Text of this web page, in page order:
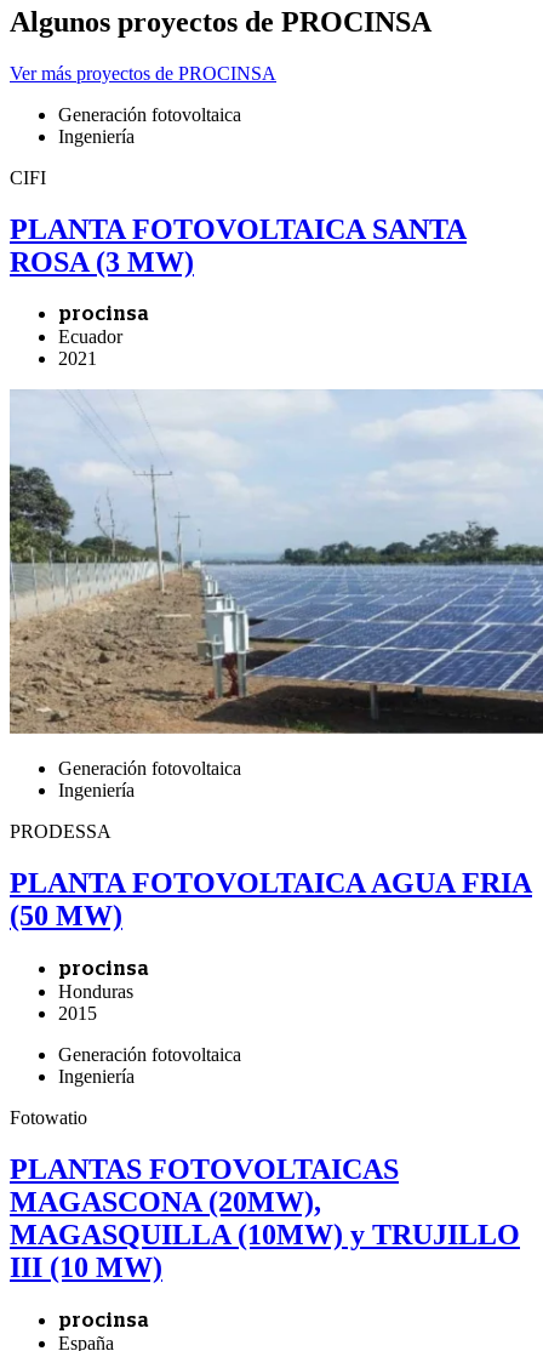
Algunos proyectos de PROCINSA
Ver más proyectos de PROCINSA
Generación fotovoltaica
Ingeniería
CIFI
PLANTA FOTOVOLTAICA SANTA
ROSA (3 MW)
procinsa
Ecuador
2021
Generación fotovoltaica
Ingeniería
PRODESSA
PLANTA FOTOVOLTAICA AGUA FRIA
(50 MW)
procinsa
Honduras
2015
Generación fotovoltaica
Ingeniería
Fotowatio
PLANTAS FOTOVOLTAICAS
MAGASCONA (20MW),
MAGASQUILLA (10MW) y TRUJILLO
III (10 MW)
procinsa
España